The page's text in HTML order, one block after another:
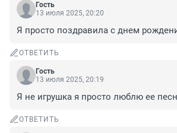
Гость
13 июля 2025, 20:20
Я просто поздравила с днем
ОТВЕТИТЬ
Гость
13 июля 2025, 20:19
Я не игрушка я просто люблю ее
ОТВЕТИТЬ